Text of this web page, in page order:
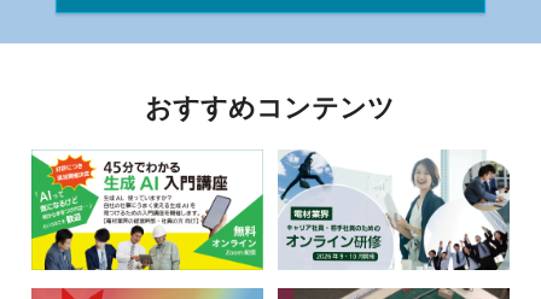
おすすめコンテンツ